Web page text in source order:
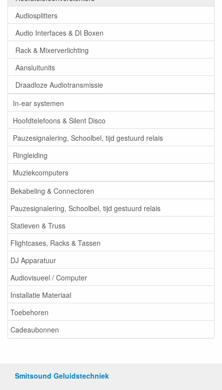
Audiosplitters
Audio Interfaces & DI Boxen
Rack & Mixerverlichting
Aansluitunits
Draadloze Audiotransmissie
In-ear systemen
Hoofdtelefoons & Silent Disco
Pauzesignalering, Schoolbel, tijd gestuurd relais
Ringleiding
Muziekcomputers
Bekabeling & Connectoren
Pauzesignalering, Schoolbel, tijd gestuurd relais
Statieven & Truss
Flightcases, Racks & Tassen
DJ Apparatuur
Audiovisueel / Computer
Installatie Materiaal
Toebehoren
Cadeaubonnen
Smitsound Geluidstechniek